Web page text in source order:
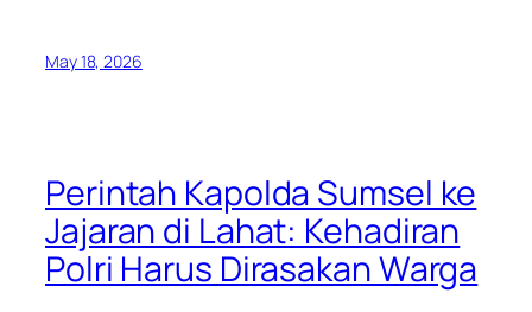
May 18, 2026
Perintah Kapolda Sumsel ke
Jajaran di Lahat: Kehadiran
Polri Harus Dirasakan Warga